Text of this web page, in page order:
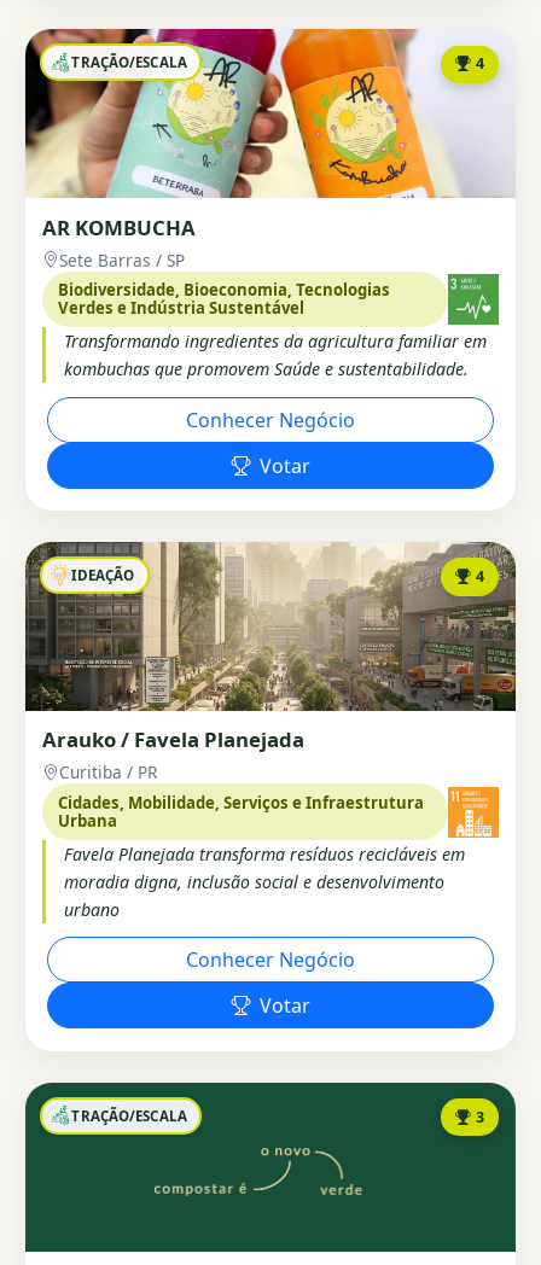
TRAÇÃO/ESCALA 4
AR KOMBUCHA
Sete Barras / SP
Biodiversidade, Bioeconomia, Tecnologias
Verdes e Indústria Sustentável
Transformando ingredientes da agricultura familiar em
kombuchas que promovem Saúde e sustentabilidade.
Conhecer Negócio
Votar
IDEAÇÃO 4
Arauko / Favela Planejada
Curitiba / PR
Cidades, Mobilidade, Serviços e Infraestrutura
Urbana
Favela Planejada transforma resíduos recicláveis em
moradia digna, inclusão social e desenvolvimento
urbano
Conhecer Negócio
Votar
TRAÇÃO/ESCALA 3